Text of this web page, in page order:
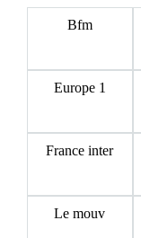
Bfm
Europe 1
France inter
Le mouv